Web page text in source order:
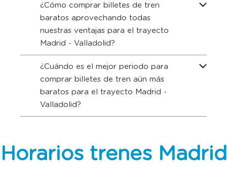
¿Cómo comprar billetes de tren
baratos aprovechando todas
nuestras ventajas para el trayecto
Madrid - Valladolid?
¿Cuándo es el mejor periodo para
comprar billetes de tren aún más
baratos para el trayecto Madrid -
Valladolid?
Horarios trenes Madrid